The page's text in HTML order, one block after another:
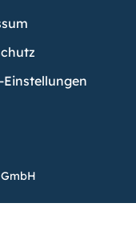
Einstellungen